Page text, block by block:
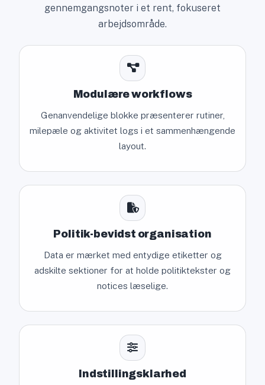
gennemgangsnoter i et rent, fokuseret
arbejdsområde.
Modulære workflows
Genanvendelige blokke præsenterer rutiner,
milepæle og aktivitet logs i et sammenhængende
layout.
Politik-bevidst organisation
Data er mærket med entydige etiketter og
adskilte sektioner for at holde politiktekster og
notices læselige.
Indstillingsklarhed